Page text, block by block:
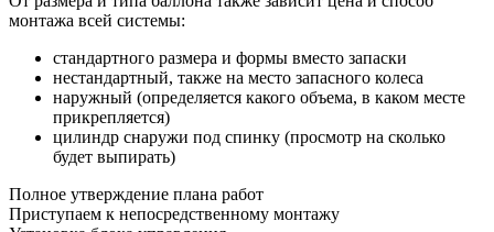
монтажа всей системы:
стандартного размера и формы вместо запаски
нестандартный, также на место запасного колеса
наружный (определяется какого объема, в каком месте
прикрепляется)
цилиндр снаружи под спинку (просмотр на сколько
будет выпирать)
Полное утверждение плана работ
Приступаем к непосредственному монтажу